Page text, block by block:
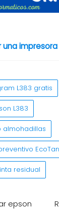
L383 gratis
L383
almohadillas
residual
epson